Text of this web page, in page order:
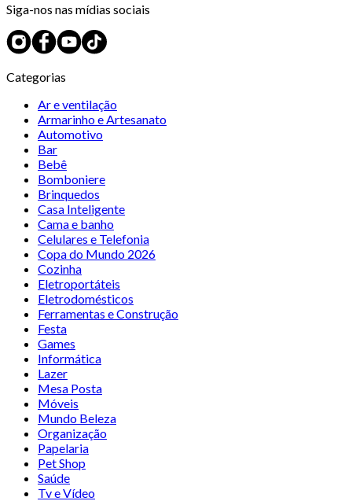
Siga-nos nas mídias sociais
Categorias
Ar e ventilação
Armarinho e Artesanato
Automotivo
Bar
Bebê
Bomboniere
Brinquedos
Casa Inteligente
Cama e banho
Celulares e Telefonia
Copa do Mundo 2026
Cozinha
Eletroportáteis
Eletrodomésticos
Ferramentas e Construção
Festa
Games
Informática
Lazer
Mesa Posta
Móveis
Mundo Beleza
Organização
Papelaria
Pet Shop
Saúde
Tv e Vídeo